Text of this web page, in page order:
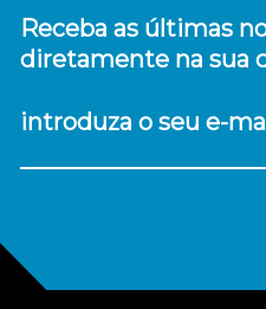
Receba as últimas
diretamente na sua
introduza o seu e-